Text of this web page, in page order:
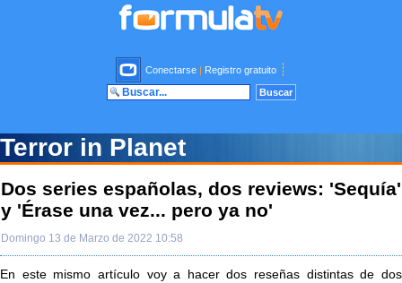
Conectarse | Registro gratuito
Terror in Planet
Dos series españolas, dos reviews: 'Sequía'
y 'Érase una vez... pero ya no'
Domingo 13 de Marzo de 2022 10:58
En este mismo artículo voy a hacer dos reseñas distintas de dos